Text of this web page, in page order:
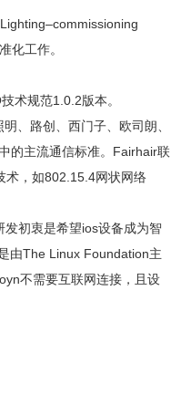
化工作。
术规范1.0.2版本。
、路创、西门子、欧司朗、
的主流通信标准。Fairhair联
术，如802.15.4网状网络
初衷是希望ios设备成为智
由The Linux Foundation主
不需要互联网连接，且设